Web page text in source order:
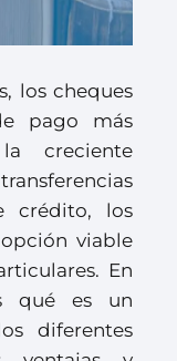
los cheques
pago más
creciente
crédito, los
viable
En
qué es un
diferentes